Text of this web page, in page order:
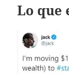
Lo que